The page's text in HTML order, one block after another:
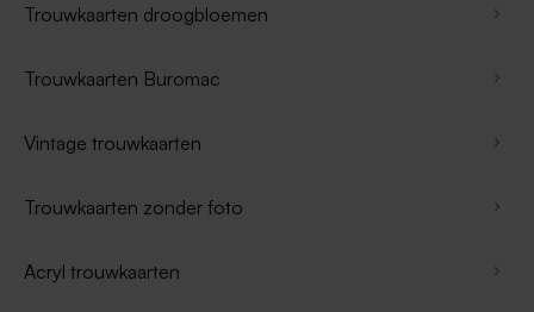
Trouwkaarten droogbloemen
Trouwkaarten Buromac
Vintage trouwkaarten
Trouwkaarten zonder foto
Acryl trouwkaarten